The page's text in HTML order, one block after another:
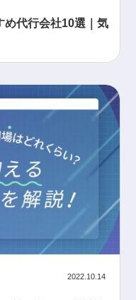
め代行会社10選｜気
2022.10.14